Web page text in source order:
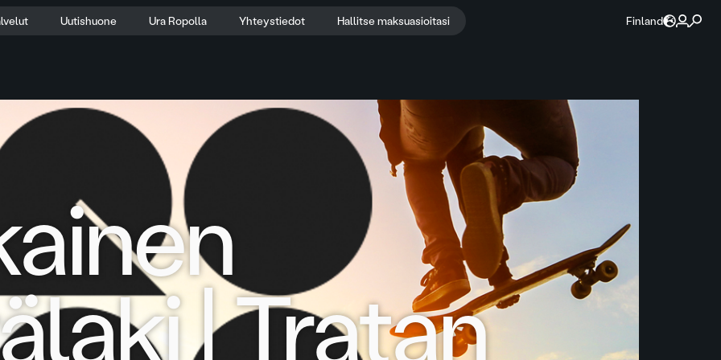
Uutishuone Ura Ropolla Yhteystiedot Hallitse maksuasioitasi Finland
| Tratan